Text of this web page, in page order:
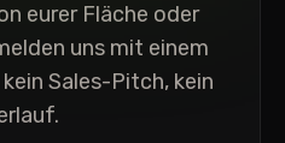
eurer Fläche oder
uns mit einem
Sales-Pitch, kein